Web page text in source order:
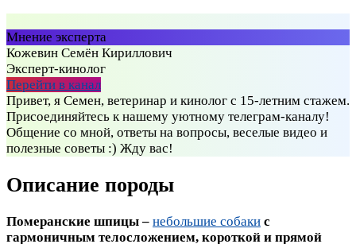
Мнение эксперта
Кожевин Семён Кириллович
Эксперт-кинолог
Перейти в канал
Привет, я Семен, ветеринар и кинолог с 15-летним стажем.
Присоединяйтесь к нашему уютному телеграм-каналу!
Общение со мной, ответы на вопросы, веселые видео и
полезные советы :) Жду вас!
Описание породы
Померанские шпицы – небольшие собаки с
гармоничным телосложением, короткой и прямой